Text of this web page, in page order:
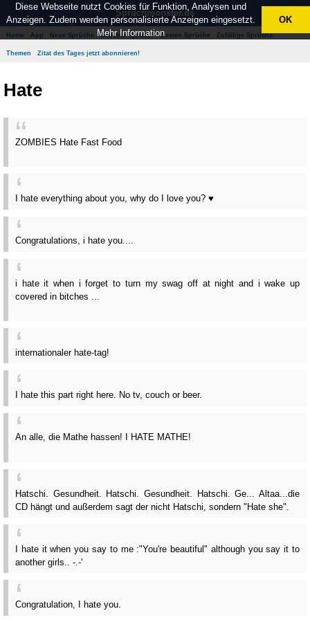
Spruchmonster.de
Home App Neue Sprüche Beliebte Sprüche Besten Sprüche Zufällige Sprüche
Themen Zitat des Tages jetzt abonnieren!
Hate
ZOMBIES Hate Fast Food
I hate everything about you, why do I love you? ♥
Congratulations, i hate you....
i hate it when i forget to turn my swag off at night and i wake up
covered in bitches ...
internationaler hate-tag!
I hate this part right here. No tv, couch or beer.
An alle, die Mathe hassen! I HATE MATHE!
Hatschi. Gesundheit. Hatschi. Gesundheit. Hatschi. Ge... Altaa...die
CD hängt und außerdem sagt der nicht Hatschi, sondern "Hate she".
I hate it when you say to me :"You're beautiful" although you say it to
another girls.. -.-'
Congratulation, I hate you.
Diese Webseite nutzt Cookies für Funktion, Analysen und
Anzeigen. Zudem werden personalisierte Anzeigen eingesetzt.
Mehr Information
OK